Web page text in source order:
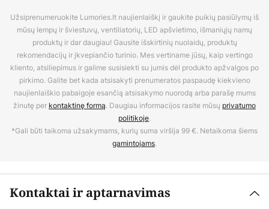
Užsiprenumeruokite Lumories.lt naujienlaiškį ir gaukite puikių pasiūlymų iš
mūsų lempų ir šviestuvų, ventiliatorių, LED apšvietimo, išmaniųjų namų
produktų ir dar daugiau! Gausite išskirtinių nuolaidų, produktų
rekomendacijų ir įkvepiančio turinio. Mes vertiname jūsų, kaip vertingo
kliento, atsiliepimus ir galime susisiekti su jumis dėl produkto apžvalgos po
pirkimo. Galite bet kada atsisakyti prenumeratos paspaudę kiekvieno
naujienlaiškio pabaigoje esančią atsisakymo nuorodą arba parašę mums
žinutę per kontaktinę formą. Daugiau informacijos rasite mūsų privatumo
politikoje.
*Gali būti taikoma užsakymams, kurių suma viršija 99 €. Netaikoma šiems
gamintojams.
Kontaktai ir aptarnavimas